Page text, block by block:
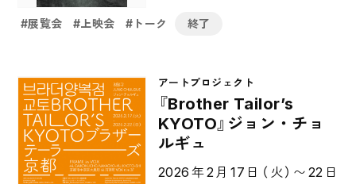
展覧会 上映会 トーク 終了
アートプロジェクト
『Brother Tailor’s
KYOTO』ジョン・チョ
ルギュ
2026年2月17日（火）〜22日